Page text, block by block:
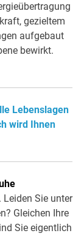
gezieltem
aufgebaut
bewirkt.
Lebenslagen
wird Ihnen
Sie unter
Gleichen Ihre
Sie eigentlich